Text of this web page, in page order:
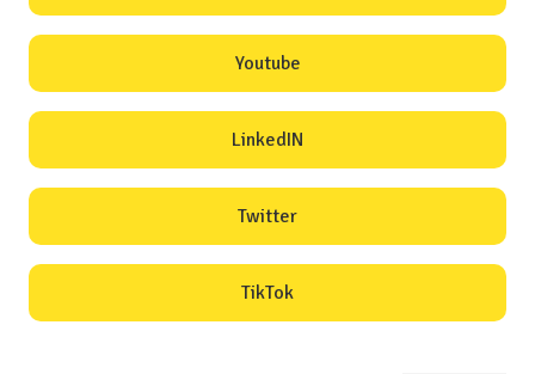
Youtube
LinkedIN
Twitter
TikTok